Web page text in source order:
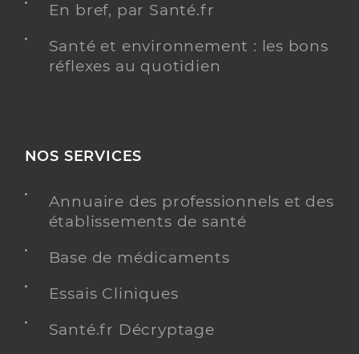
En bref, par Santé.fr
Santé et environnement : les bons
réflexes au quotidien
NOS SERVICES
Annuaire des professionnels et des
établissements de santé
Base de médicaments
Essais Cliniques
Santé.fr Décryptage